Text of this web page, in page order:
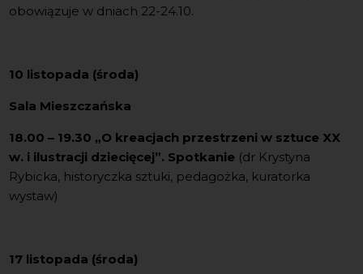
obowiązuje w dniach 22-24.10.
10 listopada (środa)
Sala Mieszczańska
18.00 – 19.30 „O kreacjach przestrzeni w sztuce XX
w. i ilustracji dziecięcej”. Spotkanie (dr Krystyna
Rybicka, historyczka sztuki, pedagożka, kuratorka
wystaw)
17 listopada (środa)